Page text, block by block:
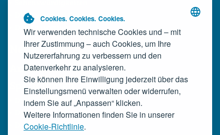
Cookies. Cookies. Cookies.
Wir verwenden technische Cookies und – mit
Ihrer Zustimmung – auch Cookies, um Ihre
Nutzererfahrung zu verbessern und den
Datenverkehr zu analysieren.
Sie können Ihre Einwilligung jederzeit über das
Einstellungsmenü verwalten oder widerrufen,
indem Sie auf „Anpassen“ klicken.
Weitere Informationen finden Sie in unserer
Cookie-Richtlinie.
Die Riviera del Conero
Das Konsortium
News
Anreise
Spezialitäten
Die Spezialitäten der Bucht
Die wilde Miesmuschel
Der Rosso Conero